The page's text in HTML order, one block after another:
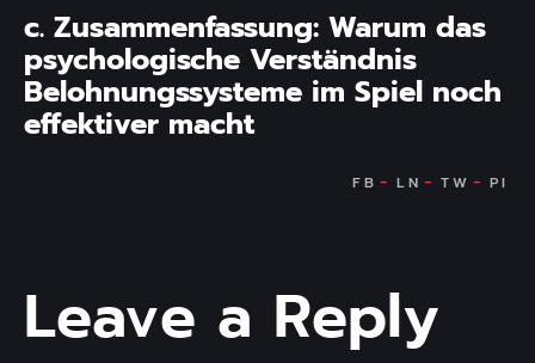
c. Zusammenfassung: Warum das
psychologische Verständnis
Belohnungssysteme im Spiel noch
effektiver macht
Leave a Reply